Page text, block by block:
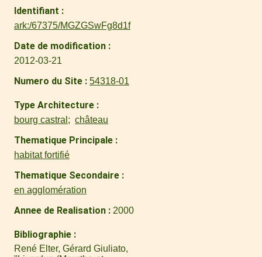
Identifiant
ark:/67375/MGZGSwFg8d1f
Date de modification
2012-03-21
Numero du Site 54318-01
Type Architecture
bourg castral château
Thematique Principale
habitat fortifié
Thematique Secondaire
en agglomération
Annee de Realisation 2000
Bibliographie
René Elter, Gérard Giuliato,